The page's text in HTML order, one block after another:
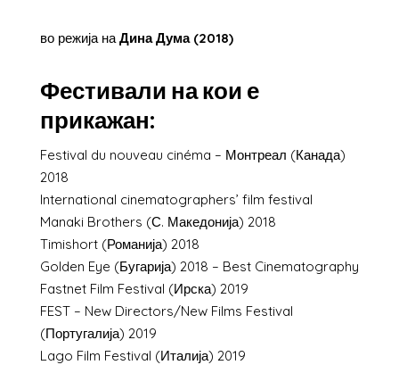
во режија наДина Дума (2018)
Фестивали на кои е
прикажан:
Festival du nouveau cinéma – Монтреал (Канада)
2018
International cinematographers’ film festival
Manaki Brothers (С. Македонија) 2018
Timishort (Романија) 2018
Golden Eye (Бугарија) 2018 – Best Cinematography
Fastnet Film Festival (Ирска) 2019
FEST – New Directors/New Films Festival
(Португалија) 2019
Lago Film Festival (Италија) 2019